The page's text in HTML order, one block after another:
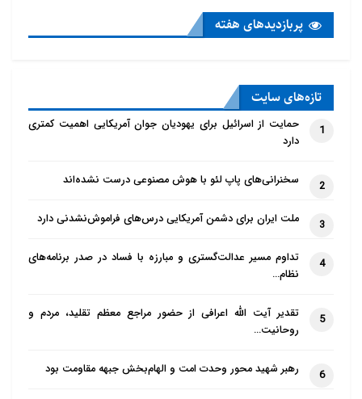
پربازدید‌های هفته
تازه‌‌های سایت
1
حمایت از اسرائیل برای یهودیان جوان آمریکایی اهمیت کمتری
دارد
2 سخنرانی‌های پاپ لئو با هوش مصنوعی درست نشده‌اند
3 ملت ایران برای دشمن آمریکایی درس‌های فراموش‌نشدنی دارد
4
تداوم مسیر عدالت‌گستری و مبارزه با فساد در صدر برنامه‌های
نظام…
5
تقدیر آیت الله اعرافی از حضور مراجع معظم تقلید، مردم و
روحانیت…
6 رهبر شهید محور وحدت امت و الهام‌بخش جبهه مقاومت بود